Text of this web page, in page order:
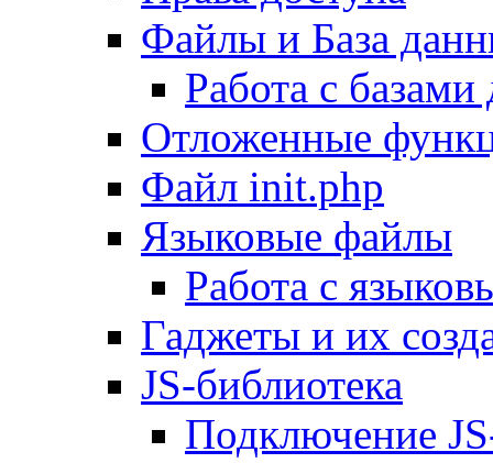
Файлы и База
Работа с
Отложенные
Файл init.php
Языковые файлы
Работа с
Гаджеты и их
JS-библиотека
Подключение